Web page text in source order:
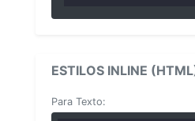
ESTILOS INLINE
Para Texto: